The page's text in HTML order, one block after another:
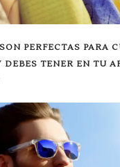
PERFECTAS PARA
DEBES TENER EN TU